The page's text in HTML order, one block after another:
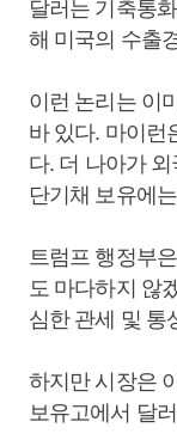
달러는 기축통
해 미국의 수출
이런 논리는 이
바 있다. 마이런
다. 더 나아가
단기채 보유에
트럼프 행정부
도 마다하지 않
심한 관세 및 통
하지만 시장은
보유고에서 달